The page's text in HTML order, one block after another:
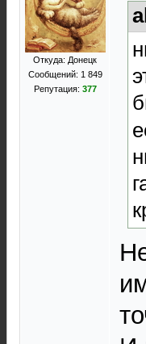
Откуда: Донецк
Сообщений: 1 849
Репутация: 377